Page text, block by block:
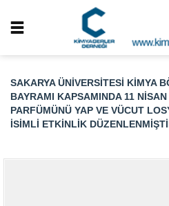
SAKARYA ÜNIVERSITESI KIMYA
BAYRAMI KAPSAMINDA 11
PARFÜMÜNÜ YAP VE VÜCUT
ISIMLI ETKINLIK